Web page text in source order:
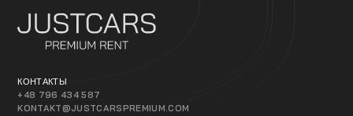
КОНТАКТЫ
+48 796 434 587
KONTAKT@JUSTCARSPREMIUM.COM